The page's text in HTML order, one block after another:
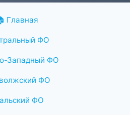
Главная
ФО
Западный ФО
ФО
ФО